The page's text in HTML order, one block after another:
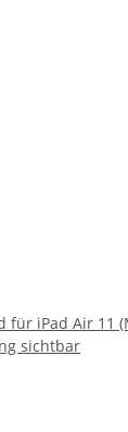
für iPad Air 11
sichtbar